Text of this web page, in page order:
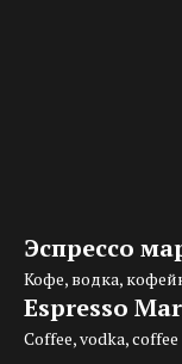
Эспрессо
Кофе, водка,
Espresso
Coffee, vodka,